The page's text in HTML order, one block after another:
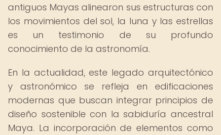
antiguos Mayas alinearon sus estructuras con
los movimientos del sol, la luna y las estrellas
es un testimonio de su profundo
conocimiento de la astronomía.
En la actualidad, este legado arquitectónico
y astronómico se refleja en edificaciones
modernas que buscan integrar principios de
diseño sostenible con la sabiduría ancestral
Maya. La incorporación de elementos como